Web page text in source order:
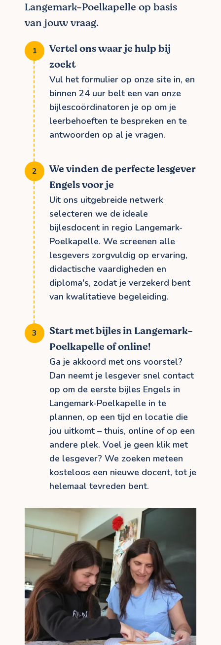
Langemark-Poelkapelle op basis
van jouw vraag.
Vertel ons waar je hulp bij
zoekt
Vul het formulier op onze site in, en
binnen 24 uur belt een van onze
bijlescoördinatoren je op om je
leerbehoeften te bespreken en te
antwoorden op al je vragen.
We vinden de perfecte lesgever
Engels voor je
Uit ons uitgebreide netwerk
selecteren we de ideale
bijlesdocent in regio Langemark-
Poelkapelle. We screenen alle
lesgevers zorgvuldig op ervaring,
didactische vaardigheden en
diploma's, zodat je verzekerd bent
van kwalitatieve begeleiding.
Start met bijles in Langemark-
Poelkapelle of online!
Ga je akkoord met ons voorstel?
Dan neemt je lesgever snel contact
op om de eerste bijles Engels in
Langemark-Poelkapelle in te
plannen, op een tijd en locatie die
jou uitkomt – thuis, online of op een
andere plek. Voel je geen klik met
de lesgever? We zoeken meteen
kosteloos een nieuwe docent, tot je
helemaal tevreden bent.